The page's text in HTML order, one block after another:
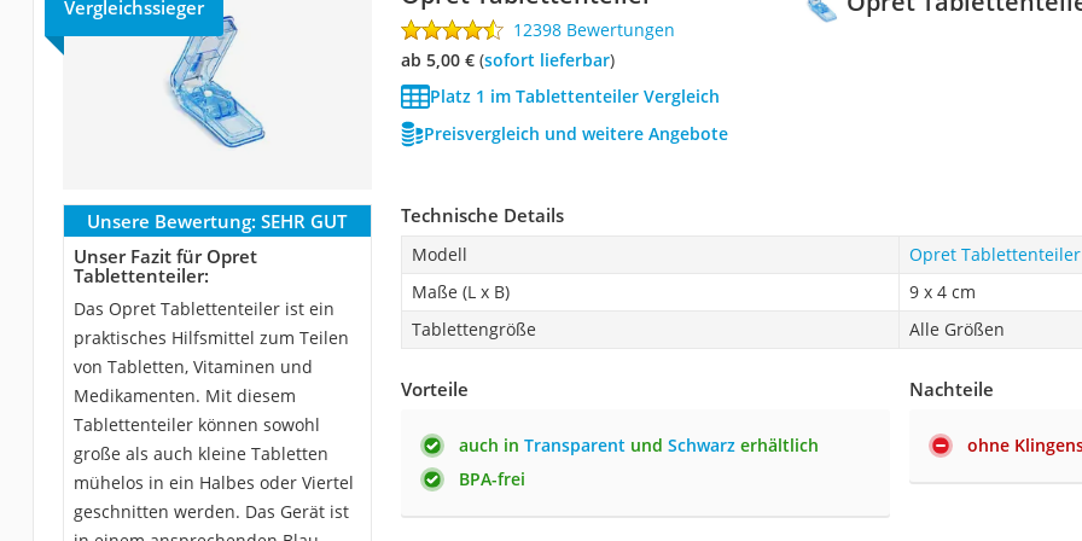
Vergleichssieger
12398 Bewertungen
ab 5,00 €( Sofort lieferbar)
Platz 1 im Tablettenteiler Vergleich
Preisvergleich und weitere Angebote
Unsere Bewertung: SEHR GUT
Unser Fazit für Opret
Tablettenteiler:
Das Opret Tablettenteiler ist ein
praktisches Hilfsmittel zum Teilen
von Tabletten, Vitaminen und
Medikamenten. Mit diesem
Tablettenteiler können sowohl
große als auch kleine Tabletten
mühelos in ein Halbes oder Viertel
geschnitten werden. Das Gerät ist
Technische Details
Modell
Opret Tablettenteiler
Maße (L x B)
9 x 4 cm
Tablettengröße
Alle Größen
Vorteile
auch in Transparent und Schwarzerhältlich
BPA-frei
Nachteile
ohne